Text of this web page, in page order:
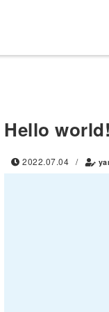
Hello world!
2022.07.04 /